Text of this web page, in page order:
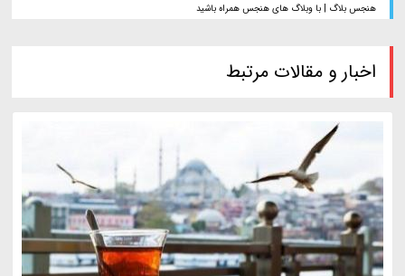
هنجس بلاگ | با وبلاگ های هنجس همراه باشید
اخبار و مقالات مرتبط